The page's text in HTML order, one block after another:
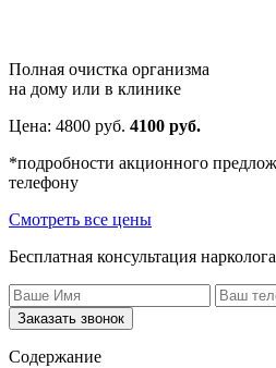
Полная очистка организма
на дому или в клинике
Цена: 4800 руб. 4100 руб.
*подробности акционного
телефону
Смотреть все цены
Бесплатная консультация нарколога
Заказать звонок
Содержание